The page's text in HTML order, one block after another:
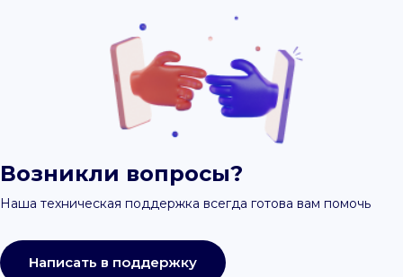
Возникли вопросы?
Наша техническая поддержка всегда готова вам помочь
Написать в поддержку